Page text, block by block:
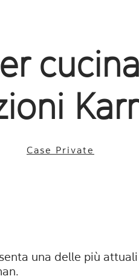
Case Private
una delle più